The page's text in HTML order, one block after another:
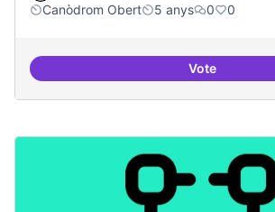
Canòdrom Obert
5 anys 0 0
VoteCultura